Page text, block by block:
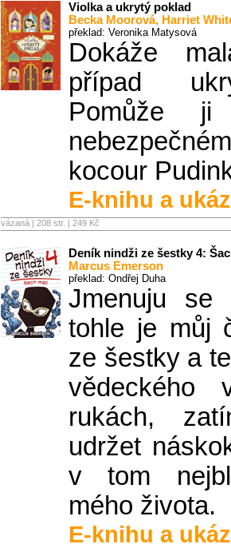
Violka a ukrytý poklad
Becka Moorová, Harriet
překlad: Veronika Matysová
Dokáže
případ
Pomůže
kocour
E-knihu a
vázaná | 208 str. | 249 Kč
Deník nindži ze šestky 4:
Marcus Emerson
překlad: Ondřej Duha
Jmenuju se
tohle je můj
ze šestky a
vědeckého
rukách,
udržet
v tom
mého života.
E-knihu a